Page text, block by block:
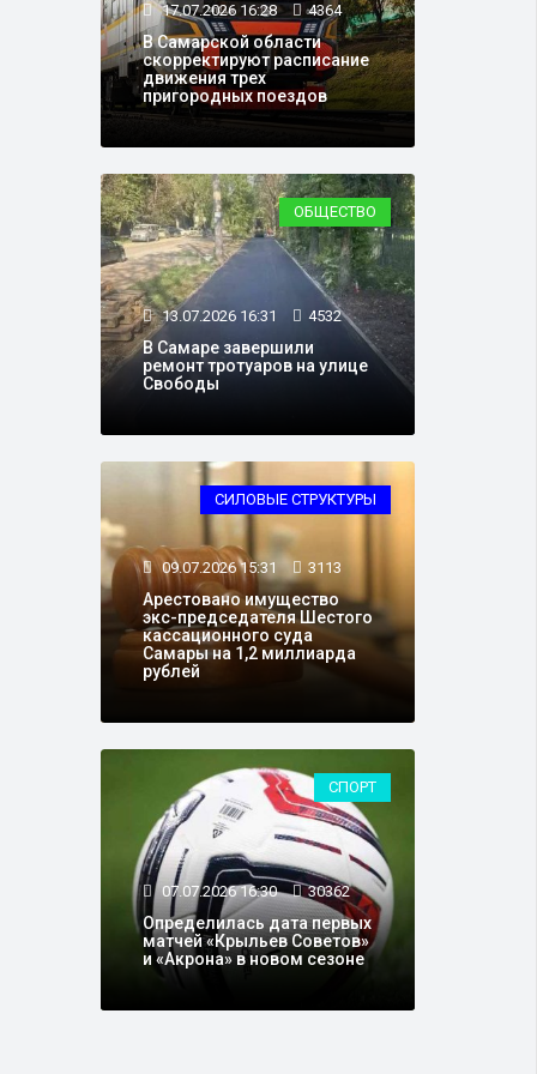
17.07.2026 16:28 4364
В Самарской области
скорректируют расписание
движения трех
пригородных поездов
ОБЩЕСТВО
13.07.2026 16:31 4532
В Самаре завершили
ремонт тротуаров на улице
Свободы
СИЛОВЫЕ СТРУКТУРЫ
09.07.2026 15:31 3113
Арестовано имущество
экс-председателя Шестого
кассационного суда
Самары на 1,2 миллиарда
рублей
СПОРТ
07.07.2026 16:30 30362
Определилась дата первых
матчей «Крыльев Советов»
и «Акрона» в новом сезоне